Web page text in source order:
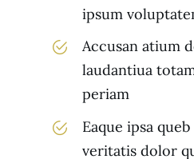
ipsum
Accusan atium
laudantiua
periam
Eaque ipsa
veritatis dolor